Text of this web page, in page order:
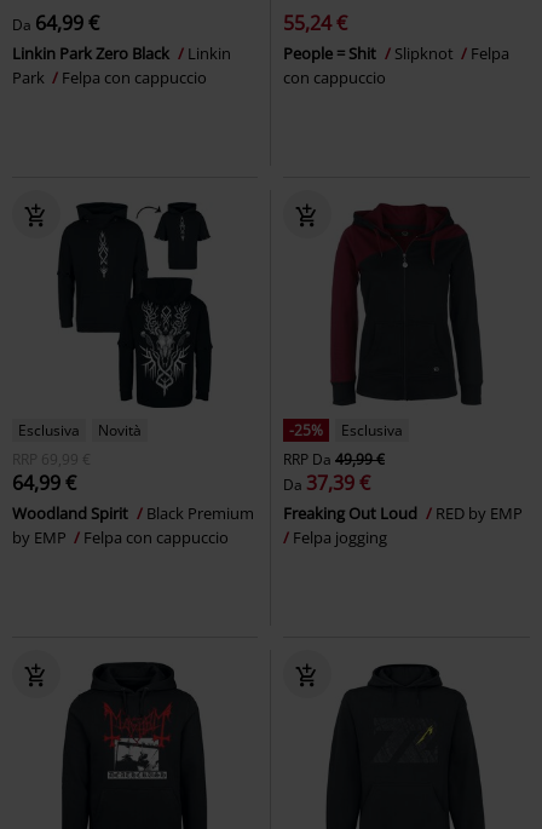
Da 64,99 €
Linkin Park Zero Black
Linkin
Park
Felpa con cappuccio
55,24 €
People = Shit Slipknot
Felpa
con cappuccio
Esclusiva
Novità
RRP
69,99 €
64,99 €
Woodland Spirit
Black Premium
by EMP
Felpa con cappuccio
-25%
Esclusiva
RRP Da 49,99 €
Da 37,39 €
Freaking Out Loud
RED by EMP
Felpa jogging